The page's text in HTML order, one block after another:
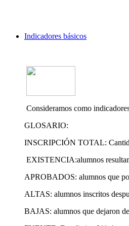
Indicadores básicos
Consideramos como
GLOSARIO:
INSCRIPCIÓN TOTAL:
EXISTENCIA:alumnos
APROBADOS: alumnos que
ALTAS: alumnos inscritos
BAJAS: alumnos que dejaron